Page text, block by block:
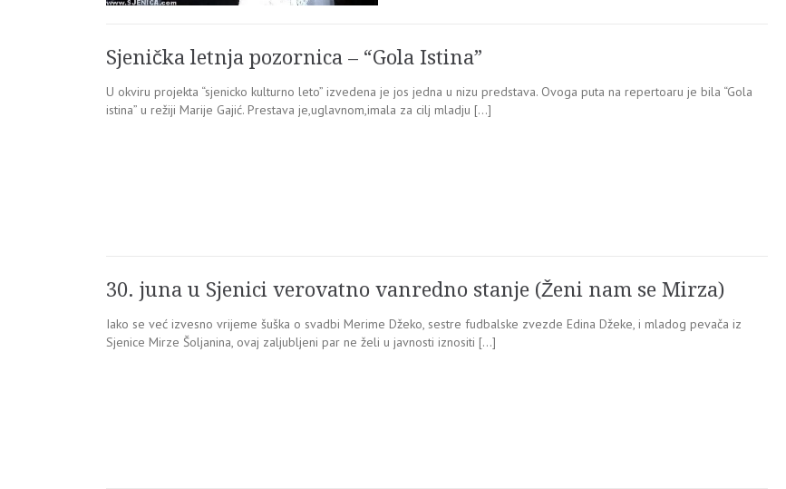
Sjenička letnja pozornica – “Gola Istina”
U okviru projekta “sjenicko kulturno leto” izvedena je jos jedna u nizu predstava. Ovoga puta na repertoaru je bila “Gola
istina” u režiji Marije Gajić. Prestava je,uglavnom,imala za cilj mladju […]
30. juna u Sjenici verovatno vanredno stanje (Ženi nam se Mirza)
Iako se već izvesno vrijeme šuška o svadbi Merime Džeko, sestre fudbalske zvezde Edina Džeke, i mladog pevača iz
Sjenice Mirze Šoljanina, ovaj zaljubljeni par ne želi u javnosti iznositi […]